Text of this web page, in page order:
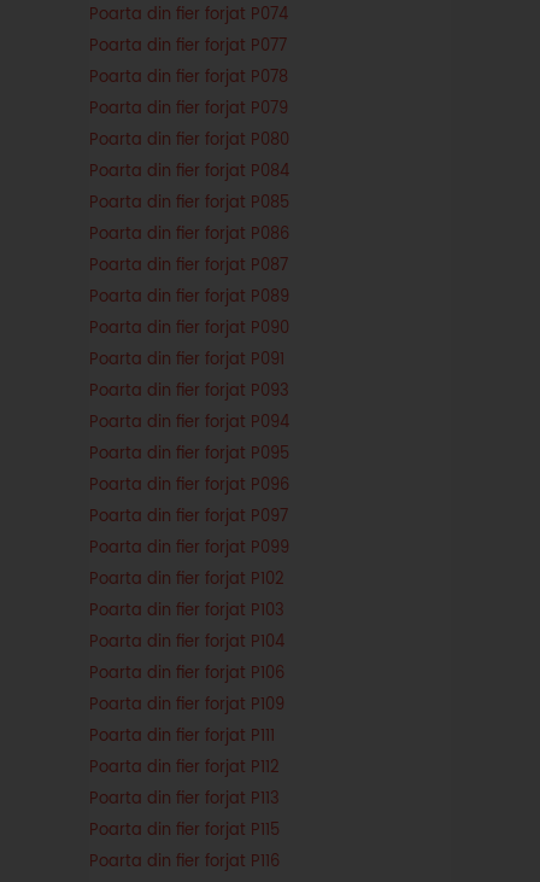
Poarta din fier forjat P074
Poarta din fier forjat P077
Poarta din fier forjat P078
Poarta din fier forjat P079
Poarta din fier forjat P080
Poarta din fier forjat P084
Poarta din fier forjat P085
Poarta din fier forjat P086
Poarta din fier forjat P087
Poarta din fier forjat P089
Poarta din fier forjat P090
Poarta din fier forjat P091
Poarta din fier forjat P093
Poarta din fier forjat P094
Poarta din fier forjat P095
Poarta din fier forjat P096
Poarta din fier forjat P097
Poarta din fier forjat P099
Poarta din fier forjat P102
Poarta din fier forjat P103
Poarta din fier forjat P104
Poarta din fier forjat P106
Poarta din fier forjat P109
Poarta din fier forjat P111
Poarta din fier forjat P112
Poarta din fier forjat P113
Poarta din fier forjat P115
Poarta din fier forjat P116